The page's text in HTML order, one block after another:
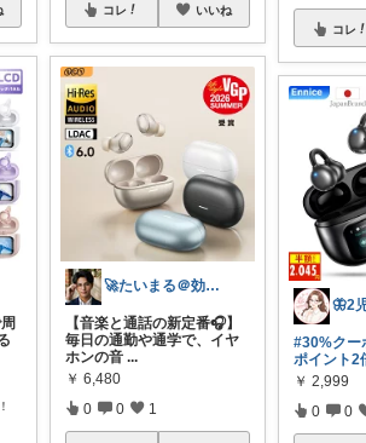
コレ いいね
🚀たいまる＠効率至上主義のセレクトニキ
【音楽と通話の新定番🎧】
毎日の通勤や通学で、イヤ
ホンの音 ...
￥ 6,480
0 0 1
コレ
🦋2
#30%クー
ポイント2
￥ 2,999
0 0